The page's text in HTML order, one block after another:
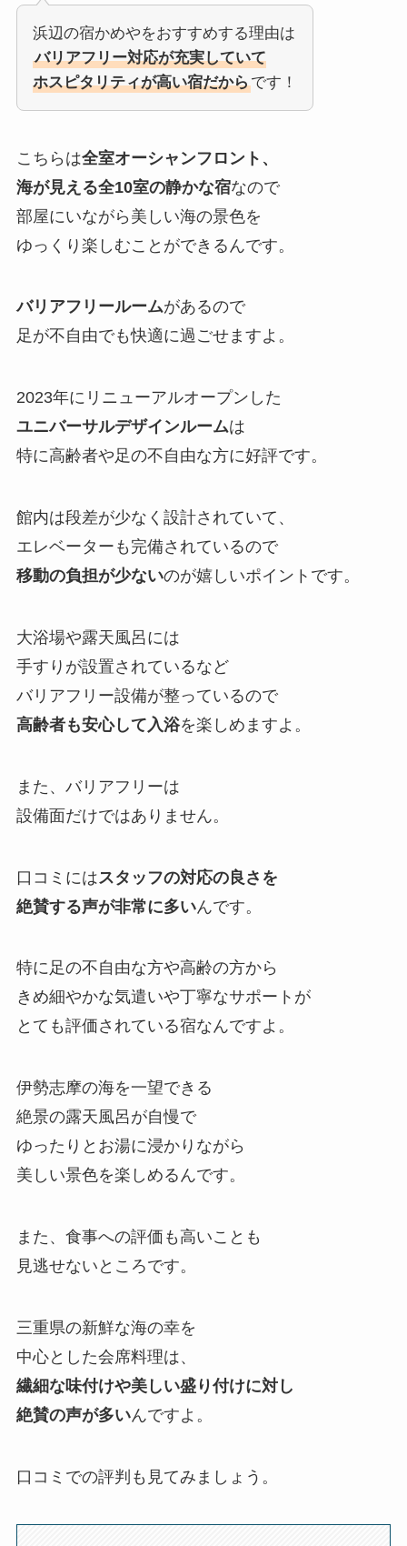
浜辺の宿かめやをおすすめする理由は
バリアフリー対応が充実していて
ホスピタリティが高い宿だからです！
こちらは全室オーシャンフロント、
海が見える全10室の静かな宿なので
部屋にいながら美しい海の景色を
ゆっくり楽しむことができるんです。
バリアフリールームがあるので
足が不自由でも快適に過ごせますよ。
2023年にリニューアルオープンした
ユニバーサルデザインルームは
特に高齢者や足の不自由な方に好評です。
館内は段差が少なく設計されていて、
エレベーターも完備されているので
移動の負担が少ないのが嬉しいポイントです。
大浴場や露天風呂には
手すりが設置されているなど
バリアフリー設備が整っているので
高齢者も安心して入浴を楽しめますよ。
また、バリアフリーは
設備面だけではありません。
口コミにはスタッフの対応の良さを
絶賛する声が非常に多いんです。
特に足の不自由な方や高齢の方から
きめ細やかな気遣いや丁寧なサポートが
とても評価されている宿なんですよ。
伊勢志摩の海を一望できる
絶景の露天風呂が自慢で
ゆったりとお湯に浸かりながら
美しい景色を楽しめるんです。
また、食事への評価も高いことも
見逃せないところです。
三重県の新鮮な海の幸を
中心とした会席料理は、
繊細な味付けや美しい盛り付けに対し
絶賛の声が多いんですよ。
口コミでの評判も見てみましょう。